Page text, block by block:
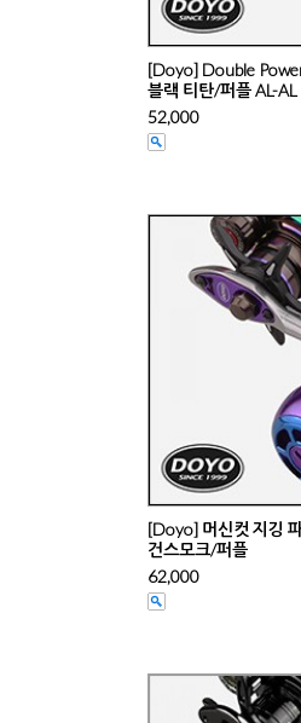
[Doyo] Double
블랙 티탄/퍼플 AL-AL
52,000
[Doyo] 머신컷 지깅
건스모크/퍼플
62,000